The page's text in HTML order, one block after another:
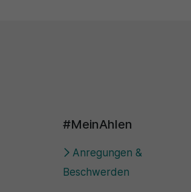
#MeinAhlen
Anregungen &
Beschwerden